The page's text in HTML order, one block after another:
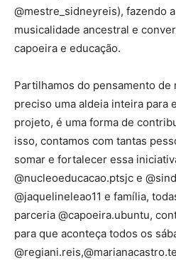
@mestre_sidneyreis), fazendo
musicalidade ancestral e
capoeira e educação.
Partilhamos do pensamento de
preciso uma aldeia inteira para
projeto, é uma forma de
isso, contamos com tantas
somar e fortalecer essa
@nucleoeducacao.ptsjc e
@jaquelineleao11 e família,
parceria @capoeira.ubuntu,
para que aconteça todos os